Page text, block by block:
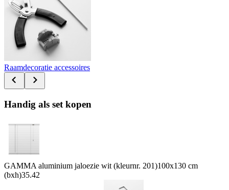
Raamdecoratie accessoires
Handig als set kopen
GAMMA aluminium jaloezie wit (kleurnr. 201)100x130 cm
(bxh)35.42